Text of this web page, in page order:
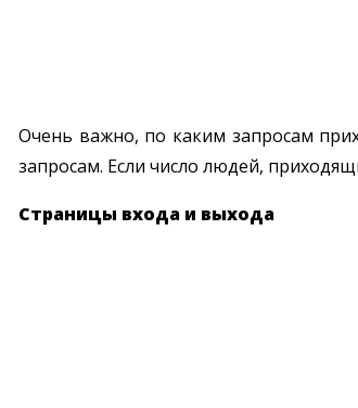
Очень важно, по каким запросам
запросам. Если число людей,
Страницы входа и выхода